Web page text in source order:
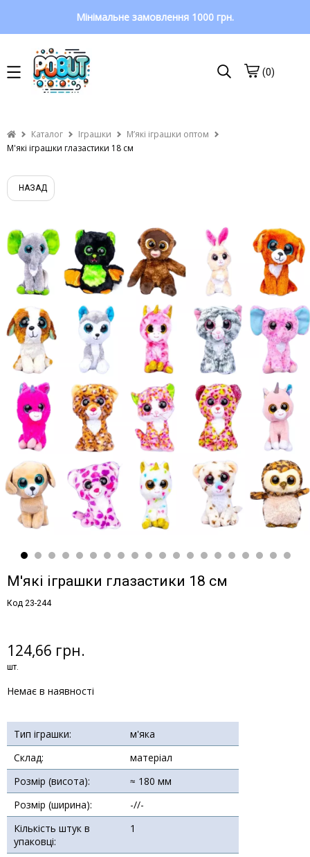
Мінімальне замовлення 1000 грн.
(0)
Каталог Іграшки
Мʼякі іграшки оптом
М'які іграшки глазастики 18 см
НАЗАД
М'які іграшки глазастики 18 см
Код 23-244
124,66 грн.
шт.
Немає в наявності
Тип іграшки:
м'яка
Склад:
матеріал
Розмір (висота):
≈ 180 мм
Розмір (ширина):
-//-
Кількість штук в
упаковці:
1